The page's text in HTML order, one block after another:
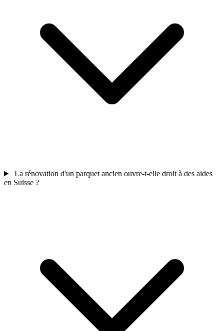
La rénovation d'un parquet ancien ouvre-t-elle droit à des aides
en Suisse ?